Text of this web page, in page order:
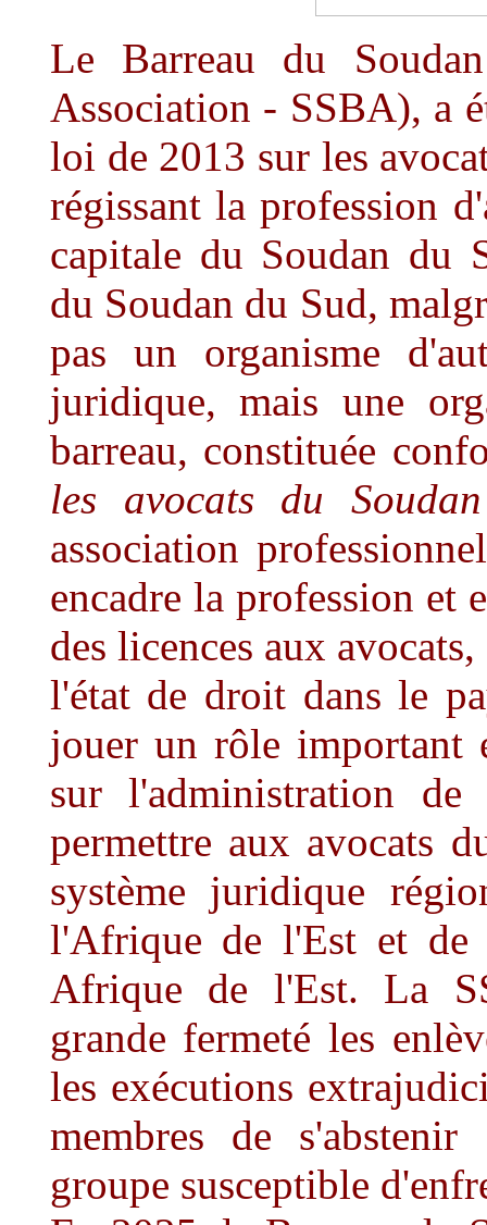
Le Barreau du
Association - SSBA), a
loi de 2013 sur les
régissant la profession
capitale du Soudan du
du Soudan du Sud,
pas un organisme
juridique, mais une
barreau, constituée
les avocats du
association
encadre la profession et
des licences aux
l'état de droit dans le
jouer un rôle important
sur l'administration
permettre aux avocats
système juridique
l'Afrique de l'Est et de
Afrique de l'Est. La
grande fermeté les
les exécutions
membres de
groupe susceptible